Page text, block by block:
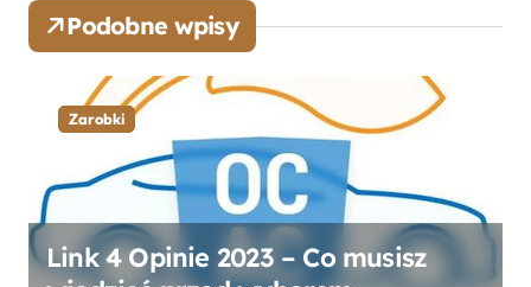
u
Podobne wpisy
Zarobki
Link 4 Opinie 2023 – Co musisz